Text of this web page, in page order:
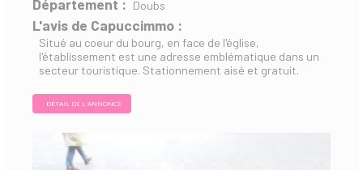
Département : Doubs
L'avis de Capuccimmo :
Situé au coeur du bourg, en face de l'église,
l'établissement est une adresse emblématique dans un
secteur touristique. Stationnement aisé et gratuit.
DÉTAIL DE L'ANNONCE